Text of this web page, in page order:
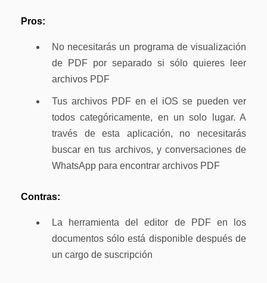
Pros:
No necesitarás un programa de visualización
de PDF por separado si sólo quieres leer
archivos PDF
Tus archivos PDF en el iOS se pueden ver
todos categóricamente, en un solo lugar. A
través de esta aplicación, no necesitarás
buscar en tus archivos, y conversaciones de
WhatsApp para encontrar archivos PDF
Contras:
La herramienta del editor de PDF en los
documentos sólo está disponible después de
un cargo de suscripción